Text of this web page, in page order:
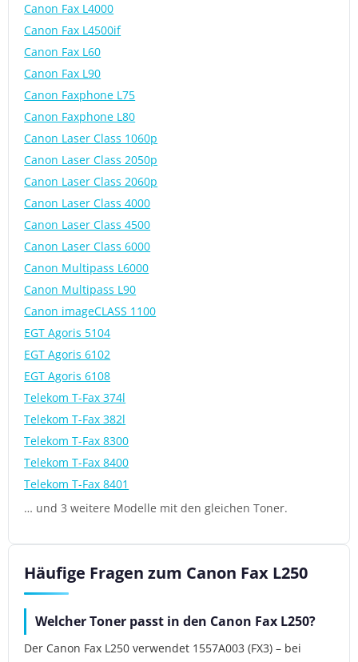
Canon Fax L4000
Canon Fax L4500if
Canon Fax L60
Canon Fax L90
Canon Faxphone L75
Canon Faxphone L80
Canon Laser Class 1060p
Canon Laser Class 2050p
Canon Laser Class 2060p
Canon Laser Class 4000
Canon Laser Class 4500
Canon Laser Class 6000
Canon Multipass L6000
Canon Multipass L90
Canon imageCLASS 1100
EGT Agoris 5104
EGT Agoris 6102
EGT Agoris 6108
Telekom T-Fax 374l
Telekom T-Fax 382l
Telekom T-Fax 8300
Telekom T-Fax 8400
Telekom T-Fax 8401
… und 3 weitere Modelle mit den gleichen Toner.
Häufige Fragen zum Canon Fax L250
Welcher Toner passt in den Canon Fax L250?
Der Canon Fax L250 verwendet 1557A003 (FX3) – bei